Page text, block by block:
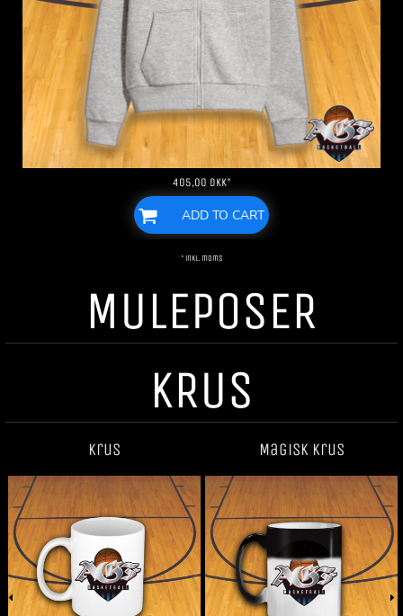
405,00 DKK*
ADD TO CART
* inkl. moms
MULEPOSER
KRUS
Krus Magisk krus